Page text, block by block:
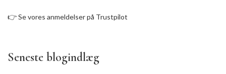
👉Se vores anmeldelser på Trustpilot
Seneste blogindlæg